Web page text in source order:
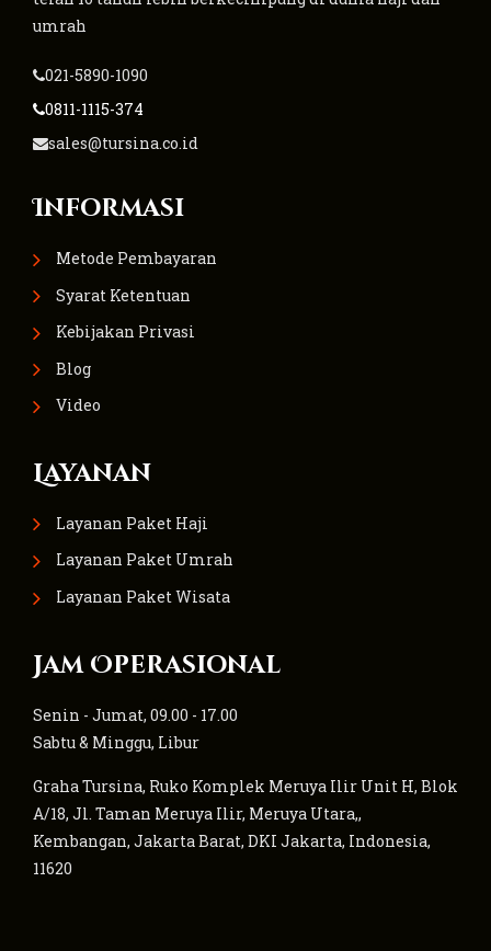
umrah
021-5890-1090
0811-1115-374
sales@tursina.co.id
Informasi
Metode Pembayaran
Syarat Ketentuan
Kebijakan Privasi
Blog
Video
Layanan
Layanan Paket Haji
Layanan Paket Umrah
Layanan Paket Wisata
Jam Operasional
Senin - Jumat, 09.00 - 17.00
Sabtu & Minggu, Libur
Graha Tursina, Ruko Komplek Meruya Ilir Unit H, Blok
A/18, Jl. Taman Meruya Ilir, Meruya Utara,,
Kembangan, Jakarta Barat, DKI Jakarta, Indonesia,
11620